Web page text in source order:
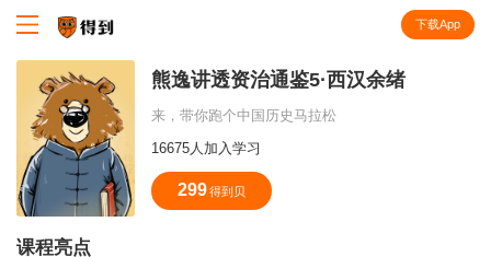
下载App
熊逸讲透资治通鉴5·西汉余绪
来，带你跑个中国历史马拉松
16675人加入学习
299 得到贝
课程亮点